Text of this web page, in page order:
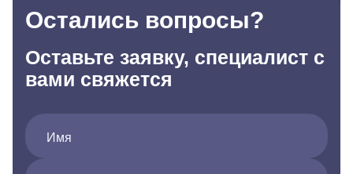
Остались вопросы?
Оставьте заявку, специалист с
вами свяжется
Имя